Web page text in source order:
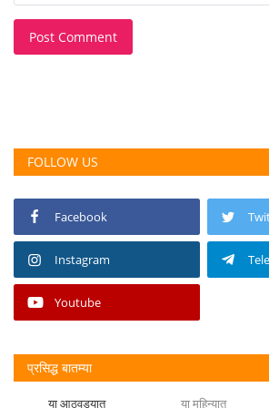
Post Comment
FOLLOW US
Facebook
Instagram
Youtube
प्रसिद्ध बातम्या
या आठवड्यात या महिन्यात